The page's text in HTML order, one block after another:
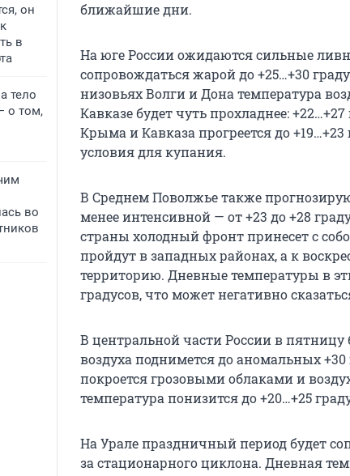
он
в
тело
о том,
во
ближайшие дни.
На юге России ожидаются сильные
сопровождаться жарой до+25…+30
низовьях Волги и Дона температура
Кавказе будет чуть прохладнее:+22…+27
Крыма и Кавказа прогреется до+19…+23
условия для купания.
В Среднем Поволжье также
менее интенсивной — от +23 до +28
страны холодный фронт принесет с
пройдут в западных районах, а к
территорию. Дневные температуры в
градусов, что может негативно
В центральной части России в
воздуха поднимется до аномальных +30
покроется грозовыми облаками и
температура понизится до+20…+25
На Урале праздничный период будет
за стационарного циклона. Дневная